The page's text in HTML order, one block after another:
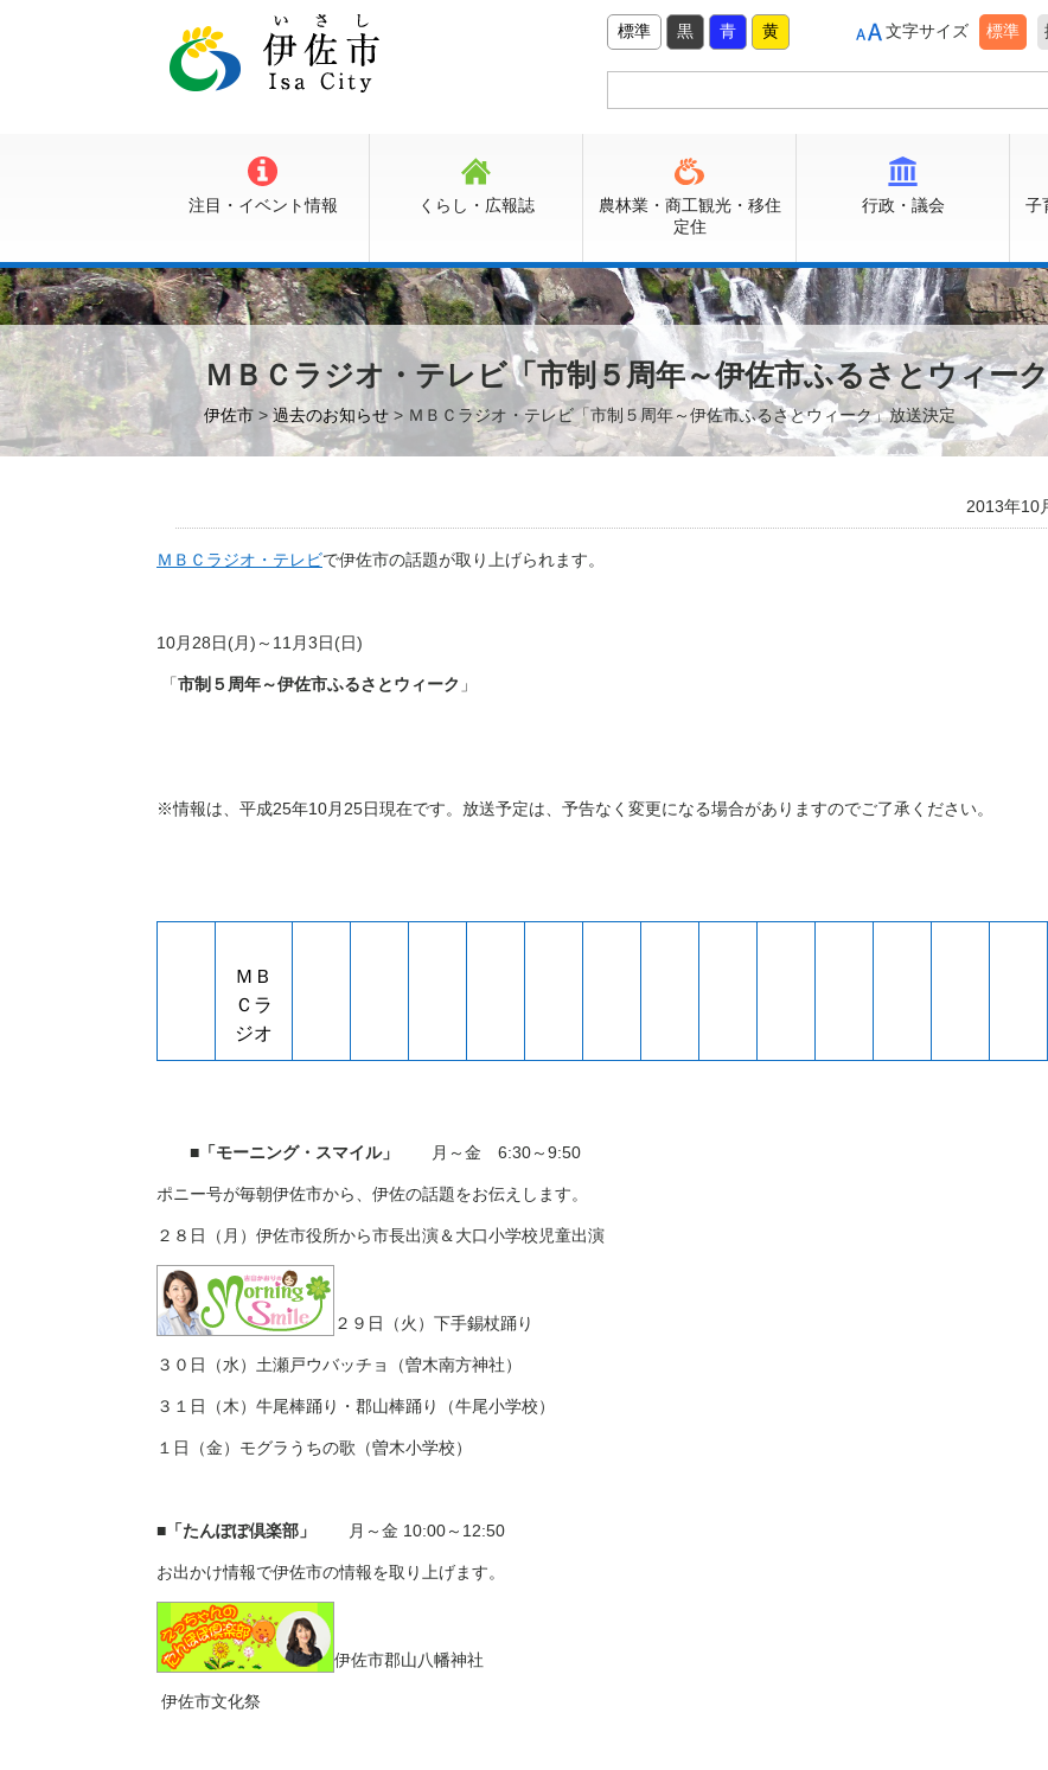
標準 黒 青 黄 文字サイズ 標準
注目・イベント情報 くらし・広報誌
農林業・商工観光・移住
定住
行政・議会
子
ＭＢＣラジオ・テレビ「市制５周年～伊佐市ふるさとウィー
伊佐市 >過去のお知らせ > ＭＢＣラジオ・テレビ「市制５周年～伊佐市ふるさとウィーク」放送決定
2013年10
ＭＢＣラジオ・テレビで伊佐市の話題が取り上げられます。
10月 28日(月)～ 11 月3日(日)
「市制５周年～伊佐市ふるさとウィーク 」
※情報は、平成25年10月 25日現在です。放送予定は、予告なく変更になる場合がありますのでご了承ください。
ＭＢ
Ｃラ
ジオ
■「モーニング・スマイル」 月～金 6:30～9:50
ポニー号が毎朝伊佐市から、伊佐の話題をお伝えします。
２８日（月）伊佐市役所から市長出演＆大口小学校児童出演
２９日（火）下手錫杖踊り
３０日（水）土瀬戸ウバッチョ（曽木南方神社）
３１日（木）牛尾棒踊り・郡山棒踊り（牛尾小学校）
１日（金）モグラうちの歌（曽木小学校）
■「たんぽぽ倶楽部」 月～金 10:00～ 12:50
お出かけ情報で伊佐市の情報を取り上げます。
伊佐市郡山八幡神社
伊佐市文化祭